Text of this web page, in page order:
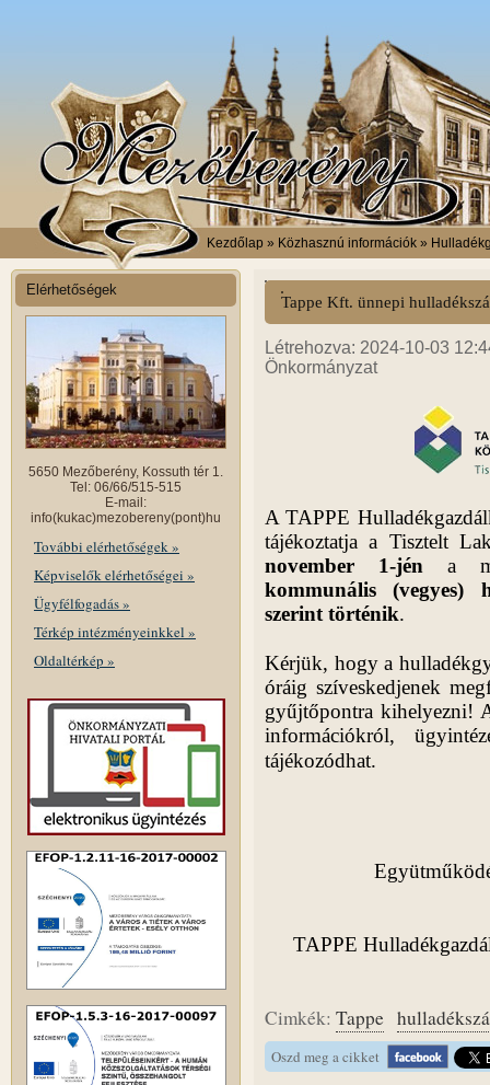
Kezdőlap » Közhasznú információk »
Elérhetőségek
5650 Mezőberény, Kossuth tér 1.
Tel: 06/66/515-515
E-mail:
info(kukac)mezobereny(pont)hu
További elérhetőségek »
Képviselők elérhetőségei »
Ügyfélfogadás »
Térkép intézményeinkkel »
Oldaltérkép »
Tappe Kft. ünnepi
Létrehozva: 2024-10-03
Önkormányzat
A TAPPE
tájékoztatja a Tisztelt
november 1-jén a
kommunális (vegyes)
szerint történik.
Kérjük, hogy a
óráig szíveskedjenek
gyűjtőpontra kihelyezni!
információkról,
tájékozódhat.
TAPPE
Cimkék: Tappe
Oszd meg a cikket